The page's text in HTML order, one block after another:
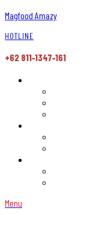
Magfood Amazy
HOTLINE
+62 811‑1347‑161
Menu